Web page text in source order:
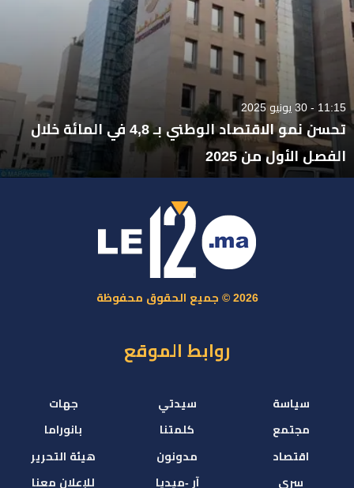
11:15 - 30 يونيو 2025
تحسن نمو الاقتصاد الوطني بـ 4,8 في المائة خلال
الفصل الأول من 2025
2026 © جميع الحقوق محفوظة
روابط الموقع
سياسة
مجتمع
اقتصاد
سري
سيدتي
كلمتنا
مدونون
آر -ميديا
جهات
بانوراما
هيئة التحرير
للإعلان معنا